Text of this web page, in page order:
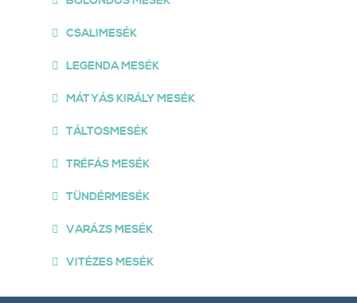
CSALIMESÉK
LEGENDA MESÉK
MÁTYÁS KIRÁLY MESÉK
TÁLTOSMESÉK
TRÉFÁS MESÉK
TÜNDÉRMESÉK
VARÁZS MESÉK
VITÉZES MESÉK